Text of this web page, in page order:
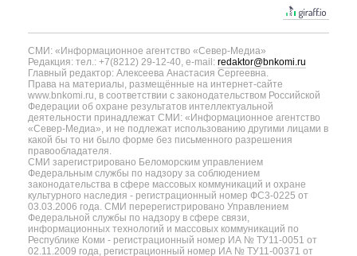
СМИ: «Информационное агентство «Север-Медиа»
Редакция: тел.: +7(8212) 29-12-40, e-mail: redaktor@bnkomi.ru
Главный редактор: Алексеева Анастасия Сергеевна.
Права на материалы, размещённые на интернет-сайте
www.bnkomi.ru, в соответствии с законодательством Российской
Федерации об охране результатов интеллектуальной
деятельности принадлежат СМИ: «Информационное агентство
«Север-Медиа», и не подлежат использованию другими лицами в
какой бы то ни было форме без письменного разрешения
правообладателя.
СМИ зарегистрировано Беломорским управлением
Федеральным службы по надзору за соблюдением
законодательства в сфере массовых коммуникаций и охране
культурного наследия - регистрационный номер ФС3-0225 от
03.03.2006 года. СМИ перерегистрировано Управлением
Федеральной службы по надзору в сфере связи,
информационных технологий и массовых коммуникаций по
Республике Коми - регистрационный номер ИА № ТУ11-0051 от
02.11.2009 года, регистрационный номер ИА № ТУ11-00371 от